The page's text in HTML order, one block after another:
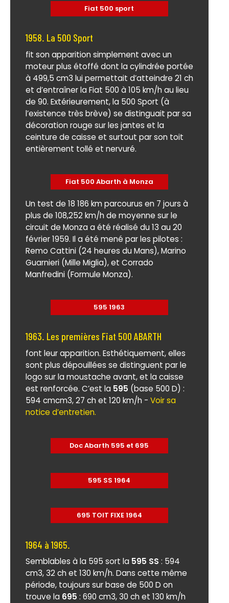
Fiat 500 sport
1958. La 500 Sport
fit son apparition simplement avec un
moteur plus étoffé dont la cylindrée portée
à 499,5 cm3 lui permettait d’atteindre 21 ch
et d’entraîner la Fiat 500 à 105 km/h au lieu
de 90. Extérieurement, la 500 Sport (à
l’existence très brève) se distinguait par sa
décoration rouge sur les jantes et la
ceinture de caisse et surtout par son toit
entièrement tollé et nervuré.
Fiat 500 Abarth à Monza
Un test de 18 186 km parcourus en 7 jours à
plus de 108,252 km/h de moyenne sur le
circuit de Monza a été réalisé du 13 au 20
février 1959. Il a été mené par les pilotes :
Remo Cattini (24 heures du Mans), Marino
Guarnieri (Mille Miglia), et Corrado
Manfredini (Formule Monza).
595 1963
1963. Les premières Fiat 500 ABARTH
font leur apparition. Esthétiquement, elles
sont plus dépouillées se distinguent par le
logo sur la moustache avant, et la caisse
est renforcée. C’est la 595 (base 500 D) :
594 cmcm3, 27 ch et 120 km/h - Voir sa
notice d’entretien.
Doc Abarth 595 et 695
595 SS 1964
695 TOIT FIXE 1964
1964 à 1965.
Semblables à la 595 sort la 595 SS : 594
cm3, 32 ch et 130 km/h. Dans cette même
période, toujours sur base de 500 D on
trouve la 695 : 690 cm3, 30 ch et 130 km/h